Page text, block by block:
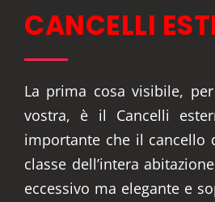
CANCELLI
La prima cosa visibile,
vostra, è il Cancelli
importante che il cancello
classe dell’intera
eccessivo ma elegante e